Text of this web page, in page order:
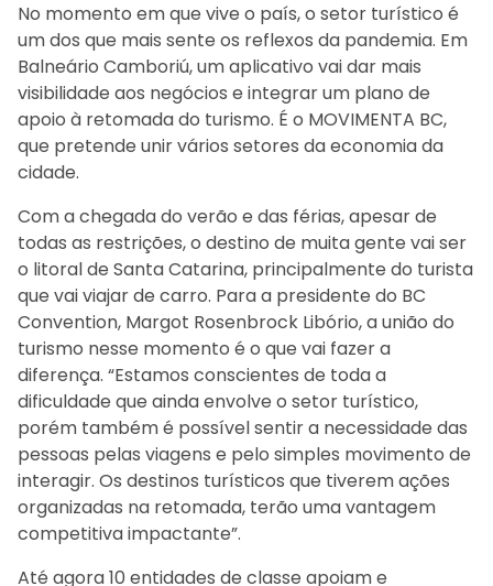
No momento em que vive o país, o setor turístico é
um dos que mais sente os reflexos da pandemia. Em
Balneário Camboriú, um aplicativo vai dar mais
visibilidade aos negócios e integrar um plano de
apoio à retomada do turismo. É o MOVIMENTA BC,
que pretende unir vários setores da economia da
cidade.
Com a chegada do verão e das férias, apesar de
todas as restrições, o destino de muita gente vai ser
o litoral de Santa Catarina, principalmente do turista
que vai viajar de carro. Para a presidente do BC
Convention, Margot Rosenbrock Libório, a união do
turismo nesse momento é o que vai fazer a
diferença. “Estamos conscientes de toda a
dificuldade que ainda envolve o setor turístico,
porém também é possível sentir a necessidade das
pessoas pelas viagens e pelo simples movimento de
interagir. Os destinos turísticos que tiverem ações
organizadas na retomada, terão uma vantagem
competitiva impactante”.
Até agora 10 entidades de classe apoiam e